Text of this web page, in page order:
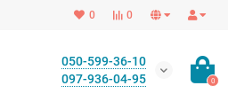
0
0
050-599-36-10
097-936-04-95
0